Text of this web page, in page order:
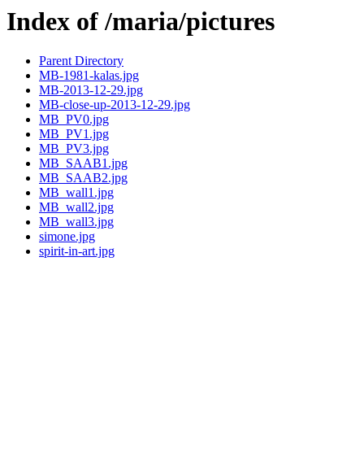
Index of /maria/pictures
Parent Directory
MB-1981-kalas.jpg
MB-2013-12-29.jpg
MB-close-up-2013-12-29.jpg
MB_PV0.jpg
MB_PV1.jpg
MB_PV3.jpg
MB_SAAB1.jpg
MB_SAAB2.jpg
MB_wall1.jpg
MB_wall2.jpg
MB_wall3.jpg
simone.jpg
spirit-in-art.jpg